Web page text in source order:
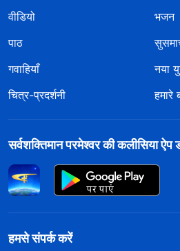
वीडियो
भजन
पाठ
गवाहियाँ
नया
चित्र-प्रदर्शनी
हमारे
सर्वशक्तिमान परमेश्वर की कलीसिया
हमसे संपर्क करें